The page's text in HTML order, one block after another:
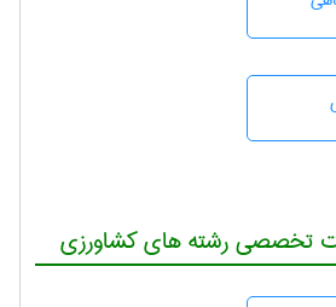
تخصصی رشته های کشاورزی